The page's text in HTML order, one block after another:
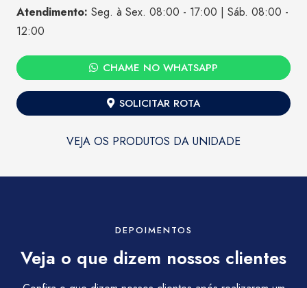
Atendimento: Seg. à Sex. 08:00 - 17:00 | Sáb. 08:00 -
12:00
CHAME NO WHATSAPP
SOLICITAR ROTA
VEJA OS PRODUTOS DA UNIDADE
DEPOIMENTOS
Veja o que dizem nossos clientes